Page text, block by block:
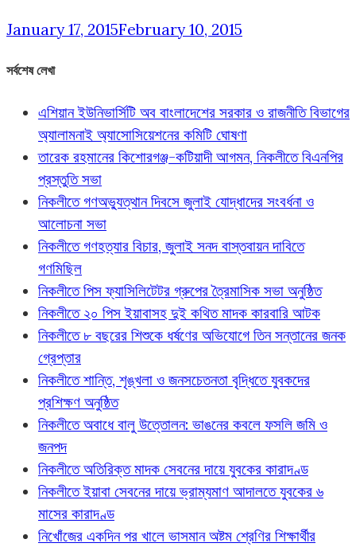
January 17, 2015February 10, 2015
সর্বশেষ লেখা
এশিয়ান ইউনিভার্সিটি অব বাংলাদেশের সরকার ও রাজনীতি বিভাগের
অ্যালামনাই অ্যাসোসিয়েশনের কমিটি ঘোষণা
তারেক রহমানের কিশোরগঞ্জ-কটিয়াদী আগমন, নিকলীতে বিএনপির
প্রস্তুতি সভা
নিকলীতে গণঅভ্যুত্থান দিবসে জুলাই যোদ্ধাদের সংবর্ধনা ও
আলোচনা সভা
নিকলীতে গণহত্যার বিচার, জুলাই সনদ বাস্তবায়ন দাবিতে
গণমিছিল
নিকলীতে পিস ফ্যাসিলিটেটর গ্রুপের ত্রৈমাসিক সভা অনুষ্ঠিত
নিকলীতে ২০ পিস ইয়াবাসহ দুই কথিত মাদক কারবারি আটক
নিকলীতে ৮ বছরের শিশুকে ধর্ষণের অভিযোগে তিন সন্তানের জনক
গ্রেপ্তার
নিকলীতে শান্তি, শৃঙ্খলা ও জনসচেতনতা বৃদ্ধিতে যুবকদের
প্রশিক্ষণ অনুষ্ঠিত
নিকলীতে অবাধে বালু উত্তোলন: ভাঙনের কবলে ফসলি জমি ও
জনপদ
নিকলীতে অতিরিক্ত মাদক সেবনের দায়ে যুবকের কারাদণ্ড
নিকলীতে ইয়াবা সেবনের দায়ে ভ্রাম্যমাণ আদালতে যুবকের ৬
মাসের কারাদণ্ড
নিখোঁজের একদিন পর খালে ভাসমান অষ্টম শ্রেণির শিক্ষার্থীর